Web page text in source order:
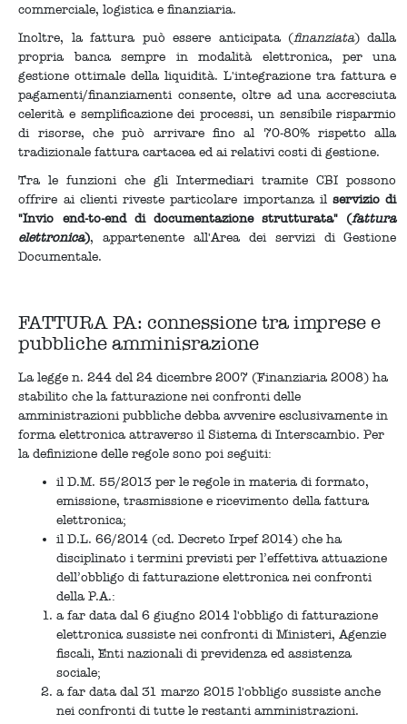
commerciale, logistica e finanziaria.
Inoltre, la fattura può essere anticipata (finanziata) dalla
propria banca sempre in modalità elettronica, per una
gestione ottimale della liquidità. L'integrazione tra fattura e
pagamenti/finanziamenti consente, oltre ad una accresciuta
celerità e semplificazione dei processi, un sensibile risparmio
di risorse, che può arrivare fino al 70-80% rispetto alla
tradizionale fattura cartacea ed ai relativi costi di gestione.
Tra le funzioni che gli Intermediari tramite CBI possono
offrire ai clienti riveste particolare importanza ilservizio di
"Invio end-to-end di documentazione strutturata" (fattura
elettronica), appartenente all'Area dei servizi di Gestione
Documentale.
FATTURA PA: connessione tra imprese e
pubbliche amminisrazione
La legge n. 244 del 24 dicembre 2007 (Finanziaria 2008) ha
stabilito che la fatturazione nei confronti delle
amministrazioni pubbliche debba avvenire esclusivamente in
forma elettronica attraverso il Sistema di Interscambio. Per
la definizione delle regole sono poi seguiti:
il D.M. 55/2013 per le regole in materia di formato,
emissione, trasmissione e ricevimento della fattura
elettronica;
il D.L. 66/2014 (cd. Decreto Irpef 2014) che ha
disciplinato i termini previsti per l’effettiva attuazione
dell’obbligo di fatturazione elettronica nei confronti
della P.A.:
a far data dal 6 giugno 2014 l'obbligo di fatturazione
elettronica sussiste nei confronti di Ministeri, Agenzie
fiscali, Enti nazionali di previdenza ed assistenza
sociale;
a far data dal 31 marzo 2015 l'obbligo sussiste anche
nei confronti di tutte le restanti amministrazioni.